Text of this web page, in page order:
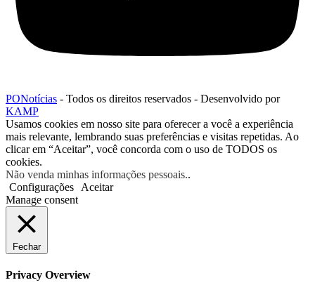
PONotícias - Todos os direitos reservados - Desenvolvido por
KAMP
Usamos cookies em nosso site para oferecer a você a experiência
mais relevante, lembrando suas preferências e visitas repetidas. Ao
clicar em “Aceitar”, você concorda com o uso de TODOS os
cookies.
Não venda minhas informações pessoais..
Configurações
Aceitar
Manage consent
Fechar
Privacy Overview